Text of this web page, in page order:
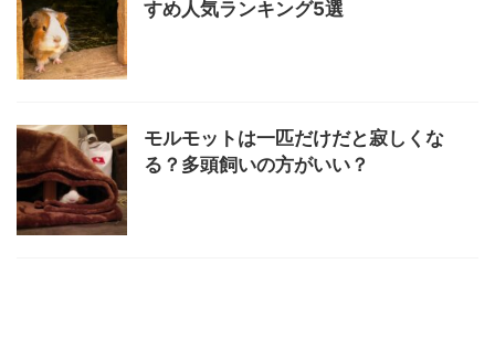
すめ人気ランキング5選
モルモットは一匹だけだと寂しくな
る？多頭飼いの方がいい？